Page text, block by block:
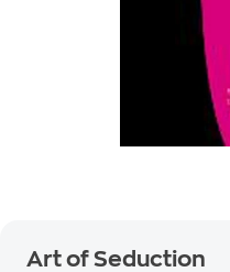
Art of Seduction